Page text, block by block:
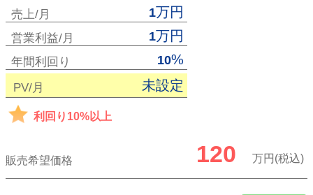
売上/月 1万円
営業利益/月 1万円
年間利回り 10%
PV/月 未設定
利回り10%以上
販売希望価格 120 万円(税込)